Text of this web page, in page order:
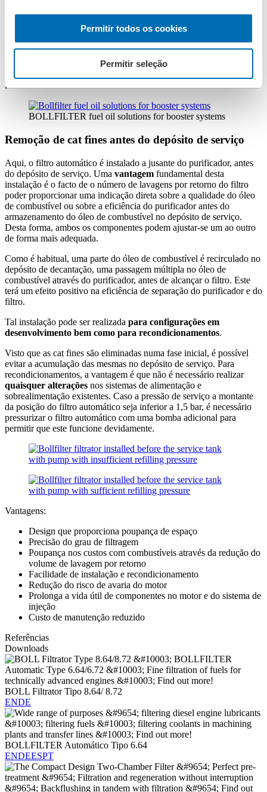
Permitir todos os cookies
Permitir seleção
pressão de funcionamento é de 12 a 16 bar.
O caudal é 2 a 3 vezes superior ao do circuito frio, o que requer uma
superfície filtrante elevada e, portanto, um autofiltro maior. No
entanto, o auto-filtro proporciona uma protecção óptima
imediatamente antes do motor.
BOLLFILTER fuel oil solutions for booster systems
Remoção de cat fines antes do depósito de serviço
Aqui, o filtro automático é instalado a jusante do purificador, antes
do depósito de serviço. Uma vantagem fundamental desta
instalação é o facto de o número de lavagens por retorno do filtro
poder proporcionar uma indicação direta sobre a qualidade do óleo
de combustível ou sobre a eficiência do purificador antes do
armazenamento do óleo de combustível no depósito de serviço.
Desta forma, ambos os componentes podem ajustar-se um ao outro
de forma mais adequada.
Como é habitual, uma parte do óleo de combustível é recirculado no
depósito de decantação, uma passagem múltipla no óleo de
combustível através do purificador, antes de alcançar o filtro. Este
terá um efeito positivo na eficiência de separação do purificador e do
filtro.
Tal instalação pode ser realizada para configurações em
desenvolvimento bem como para recondicionamentos.
Visto que as cat fines são eliminadas numa fase inicial, é possível
evitar a acumulação das mesmas no depósito de serviço. Para
recondicionamentos, a vantagem é que não é necessário realizar
quaisquer alterações nos sistemas de alimentação e
sobrealimentação existentes. Caso a pressão de serviço a montante
da posição do filtro automático seja inferior a 1,5 bar, é necessário
pressurizar o filtro automático com uma bomba adicional para
permitir que este funcione devidamente.
Vantagens:
Design que proporciona poupança de espaço
Precisão do grau de filtragem
Poupança nos custos com combustíveis através da redução do
volume de lavagem por retorno
Facilidade de instalação e recondicionamento
Redução do risco de avaria do motor
Prolonga a vida útil de componentes no motor e do sistema de
injeção
Custo de manutenção reduzido
Referências
Downloads
BOLL Filtrator Tipo 8.64/ 8.72
ENDE
BOLLFILTER Automático Tipo 6.64
ENDEESPT